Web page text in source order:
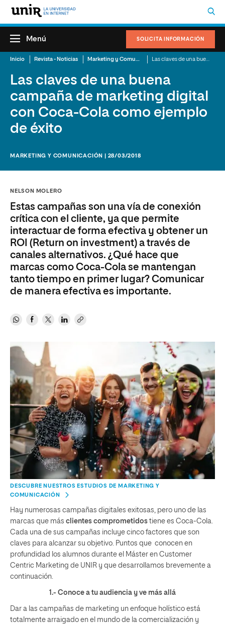
SOLICITA INFORMACIÓN
Menú
Inicio Revista - Noticias Marketing y Comunicación
Las claves de una buena
campaña de marketing digital
con Coca-Cola como ejemplo
de éxito
MARKETING Y COMUNICACIÓN | 28/03/2018
NELSON MOLERO
Estas campañas son una vía de conexión
crítica con el cliente, ya que permite
interactuar de forma efectiva y obtener un
ROI (Return on investment) a través de
canales alternativos. ¿Qué hace que
marcas como Coca-Cola se mantengan
tanto tiempo en primer lugar? Comunicar
de manera efectiva es importante.
DESCUBRE NUESTROS ESTUDIOS DE MARKETING Y
COMUNICACIÓN
Hay numerosas campañas digitales exitosas, pero uno de las
marcas que más clientes comprometidos tiene es Coca-Cola.
Cada una de sus campañas incluye cinco factores que son
claves para alcanzar su objetivo. Puntos que conocen en
profundidad los alumnos durante el Máster en Customer
Centric Marketing de UNIR y que desarrollamos brevemente a
continuación.
1.- Conoce a tu audiencia y ve más allá
Dar a las campañas de marketing un enfoque holístico está
totalmente arraigado en el mundo de la comercialización y